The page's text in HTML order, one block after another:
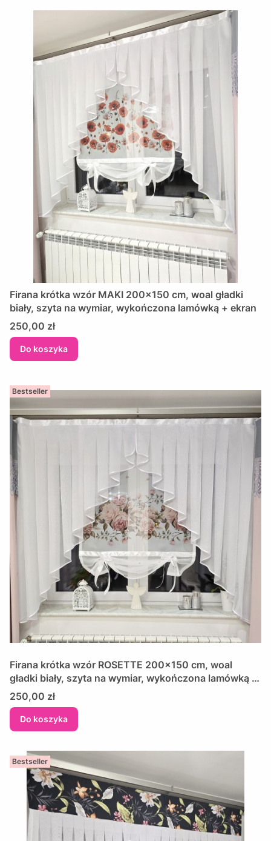
Firana krótka wzór MAKI 200x150 cm, woal gładki
biały, szyta na wymiar, wykończona lamówką + ekran
Cena
250,00 zł
Do koszyka
Bestseller
Firana krótka wzór ROSETTE 200x150 cm, woal
gładki biały, szyta na wymiar, wykończona lamówką +
ekran
Cena
250,00 zł
Do koszyka
Bestseller